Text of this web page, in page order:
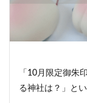
「10月限定御朱
る神社は？」と